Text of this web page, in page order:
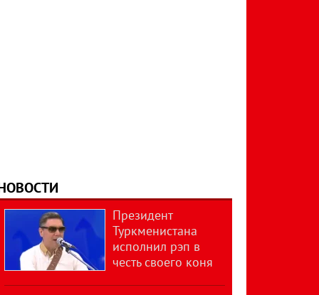
Президент
Туркменистана
исполнил рэп в
честь своего коня